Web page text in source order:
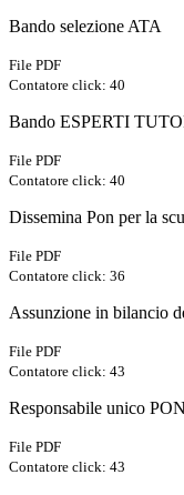
Bando selezione ATA
File PDF
Contatore click: 40
Bando ESPERTI
File PDF
Contatore click: 40
Dissemina Pon per la
File PDF
Contatore click: 36
Assunzione in bilancio
File PDF
Contatore click: 43
Responsabile unico
File PDF
Contatore click: 43